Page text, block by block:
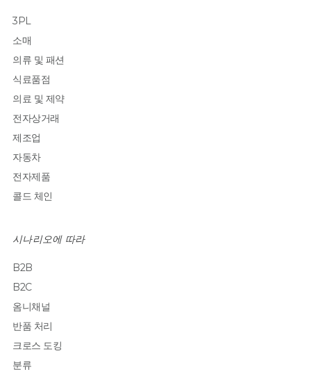
3PL
소매
의류 및 패션
식료품점
의료 및 제약
전자상거래
제조업
자동차
전자제품
콜드 체인
시나리오에 따라
B2B
B2C
옴니채널
반품 처리
크로스 도킹
분류